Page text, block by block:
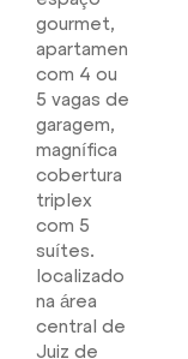
gourmet,
apartamentos
com 4 ou
5 vagas de
garagem,
magnífica
cobertura
triplex
com 5
suítes.
localizado
na área
central de
Juiz de